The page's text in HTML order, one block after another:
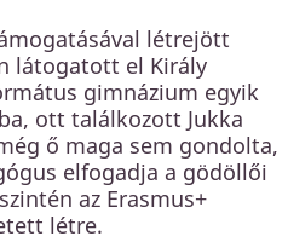
létrejött
látogatott el Király
gimnázium egyik
ott találkozott Jukka
ő maga sem gondolta,
elfogadja a gödöllői
az Erasmus+
létre.